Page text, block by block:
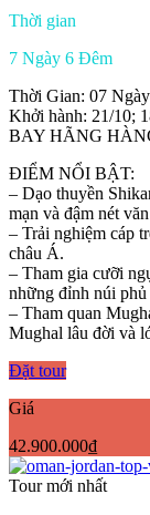
Thời gian
7 Ngày 6 Đêm
Thời Gian: 07
Khởi hành: 21/10;
BAY HÃNG
ĐIỂM NỔI BẬT:
– Dạo thuyền
mạn và đậm nét
– Trải nghiệm cáp
châu Á.
– Tham gia cưỡi
những đỉnh núi phủ
– Tham quan
Mughal lâu đời và
Đặt tour
Giá
42.900.000₫
Tour mới nhất